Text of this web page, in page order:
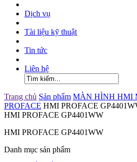
Dịch vụ
Tài liệu kỹ thuật
Tin tức
Liên hệ
Trang chủ Sản phẩm MÀN HÌNH HMI
PROFACE HMI PROFACE
HMI PROFACE GP4401WW
HMI PROFACE GP4401WW
Danh mục sản phẩm